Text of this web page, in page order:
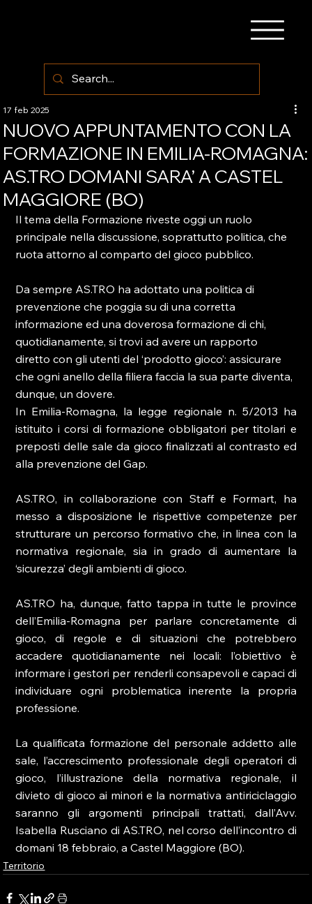
NUOVO APPUNTAMENTO CON LA
FORMAZIONE IN EMILIA-ROMAGNA:
AS.TRO DOMANI SARA’ A CASTEL
MAGGIORE (BO)
17 feb 2025
Il tema della Formazione riveste oggi un ruolo
principale nella discussione, soprattutto politica, che
ruota attorno al comparto del gioco pubblico.
Da sempre AS.TRO ha adottato una politica di
prevenzione che poggia su di una corretta
informazione ed una doverosa formazione di chi,
quotidianamente, si trovi ad avere un rapporto
diretto con gli utenti del ‘prodotto gioco’: assicurare
che ogni anello della filiera faccia la sua parte diventa,
dunque, un dovere.
In Emilia-Romagna, la legge regionale n. 5/2013 ha
istituito i corsi di formazione obbligatori per titolari e
preposti delle sale da gioco finalizzati al contrasto ed
alla prevenzione del Gap.
AS.TRO, in collaborazione con Staff e Formart, ha
messo a disposizione le rispettive competenze per
strutturare un percorso formativo che, in linea con la
normativa regionale, sia in grado di aumentare la
‘sicurezza’ degli ambienti di gioco.
AS.TRO ha, dunque, fatto tappa in tutte le province
dell’Emilia-Romagna per parlare concretamente di
gioco, di regole e di situazioni che potrebbero
accadere quotidianamente nei locali: l’obiettivo è
informare i gestori per renderli consapevoli e capaci di
individuare ogni problematica inerente la propria
professione.
La qualificata formazione del personale addetto alle
sale, l’accrescimento professionale degli operatori di
gioco, l’illustrazione della normativa regionale, il
divieto di gioco ai minori e la normativa antiriciclaggio
saranno gli argomenti principali trattati, dall’Avv.
Isabella Rusciano di AS.TRO, nel corso dell’incontro di
domani 18 febbraio, a Castel Maggiore (BO).
Territorio